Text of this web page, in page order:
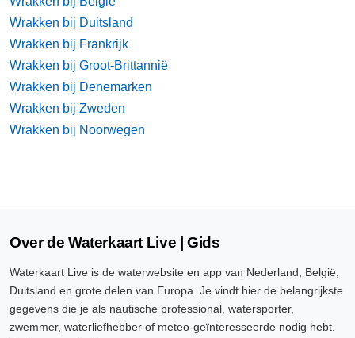
Wrakken bij Duitsland
Wrakken bij Frankrijk
Wrakken bij Groot-Brittannië
Wrakken bij Denemarken
Wrakken bij Zweden
Wrakken bij Noorwegen
Over de Waterkaart Live | Gids
Waterkaart Live is de waterwebsite en app van Nederland, België,
Duitsland en grote delen van Europa. Je vindt hier de belangrijkste
gegevens die je als nautische professional, watersporter,
zwemmer, waterliefhebber of meteo-geïnteresseerde nodig hebt.